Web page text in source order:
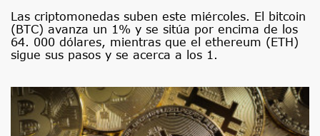
Las criptomonedas suben este miércoles. El bitcoin
(BTC) avanza un 1% y se sitúa por encima de los
64. 000 dólares, mientras que el ethereum (ETH)
sigue sus pasos y se acerca a los 1.